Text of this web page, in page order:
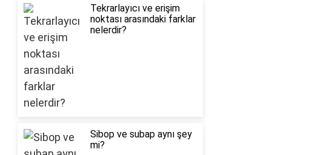
Tekrarlayıcı ve erişim
noktası arasındaki farklar
nelerdir?
Sibop ve subap aynı şey
mi?